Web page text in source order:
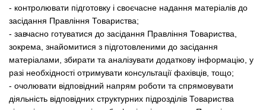
- контролювати підготовку і своєчасне надання матеріалів до
засідання Правління Товариства;
- завчасно готуватися до засідання Правління Товариства,
зокрема, знайомитися з підготовленими до засідання
матеріалами, збирати та аналізувати додаткову інформацію, у
разі необхідності отримувати консультації фахівців, тощо;
- очолювати відповідний напрям роботи та спрямовувати
діяльність відповідних структурних підрозділів Товариства